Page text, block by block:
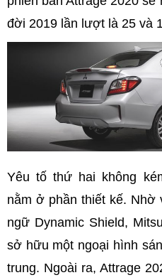
đời 2019 lần lượt là 25 và
Yêu tố thứ hai không
nằm ở phần thiết kế. Nhờ
ngữ Dynamic Shield,
sở hữu một ngoại hình
trung. Ngoài ra, Attrage